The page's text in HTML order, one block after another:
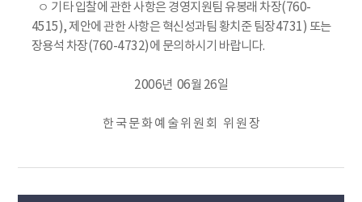
ㅇ 기타 입찰에 관한 사항은 경영지원팀 유봉래 차장(760-
4515), 제안에 관한 사항은 혁신성과팀 황치준 팀장4731) 또는
장용석 차장(760-4732)에 문의하시기 바랍니다.
2006년 06월 26일
한 국 문 화 예 술 위 원 회 위 원 장